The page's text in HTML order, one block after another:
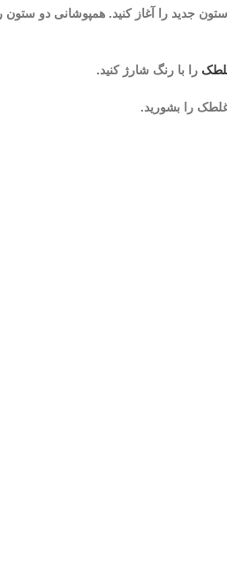
جدید را آغاز کنید. همپوشانی دو ستون
را با رنگ شارژ کنید.
غلطک را بشورید.